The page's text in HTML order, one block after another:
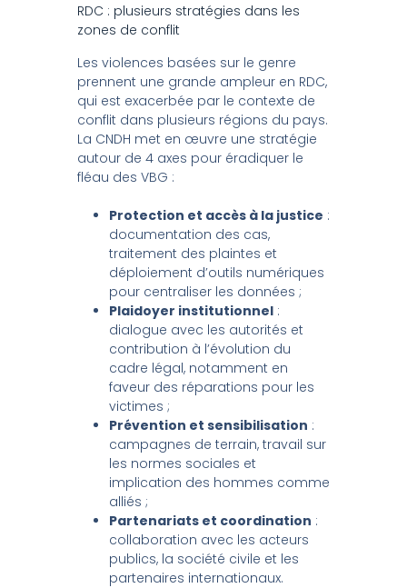
RDC : plusieurs stratégies dans les
zones de conflit
Les violences basées sur le genre
prennent une grande ampleur en RDC,
qui est exacerbée par le contexte de
conflit dans plusieurs régions du pays.
La CNDH met en œuvre une stratégie
autour de 4 axes pour éradiquer le
fléau des VBG :
Protection et accès à la justice :
documentation des cas,
traitement des plaintes et
déploiement d’outils numériques
pour centraliser les données ;
Plaidoyer institutionnel:
dialogue avec les autorités et
contribution à l’évolution du
cadre légal, notamment en
faveur des réparations pour les
victimes ;
Prévention et sensibilisation :
campagnes de terrain, travail sur
les normes sociales et
implication des hommes comme
alliés ;
Partenariats et coordination :
collaboration avec les acteurs
publics, la société civile et les
partenaires internationaux.